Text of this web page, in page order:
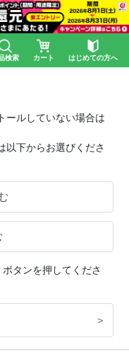
検索 カート はじめての方へ
ールしていない場合は
以下からお選びくださ
タンを押してくださ
＞